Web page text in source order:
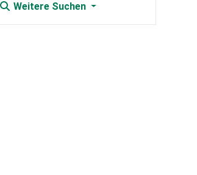
Weitere Suchen